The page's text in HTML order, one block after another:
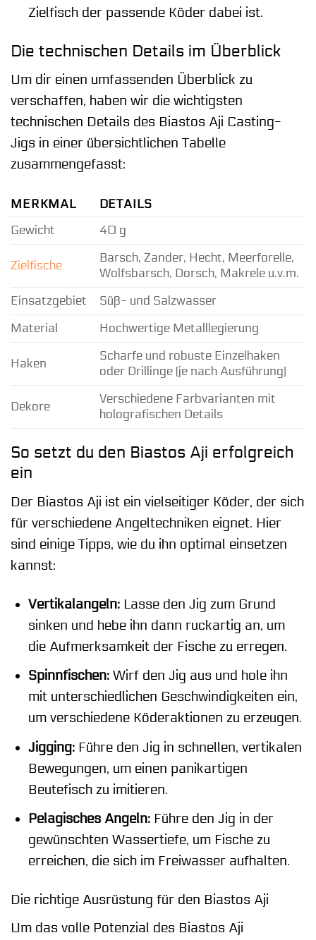
Zielfisch der passende Köder dabei ist.
Die technischen Details im Überblick
Um dir einen umfassenden Überblick zu
verschaffen, haben wir die wichtigsten
technischen Details des Biastos Aji Casting-
Jigs in einer übersichtlichen Tabelle
zusammengefasst:
MERKMAL
DETAILS
Gewicht
40 g
Zielfische
Barsch, Zander, Hecht, Meerforelle,
Wolfsbarsch, Dorsch, Makrele u.v.m.
Einsatzgebiet
Süß- und Salzwasser
Material
Hochwertige Metalllegierung
Haken
Scharfe und robuste Einzelhaken
oder Drillinge (je nach Ausführung)
Dekore
Verschiedene Farbvarianten mit
holografischen Details
So setzt du den Biastos Aji erfolgreich
ein
Der Biastos Aji ist ein vielseitiger Köder, der sich
für verschiedene Angeltechniken eignet. Hier
sind einige Tipps, wie du ihn optimal einsetzen
kannst:
Vertikalangeln:Lasse den Jig zum Grund
sinken und hebe ihn dann ruckartig an, um
die Aufmerksamkeit der Fische zu erregen.
Spinnfischen:Wirf den Jig aus und hole ihn
mit unterschiedlichen Geschwindigkeiten ein,
um verschiedene Köderaktionen zu erzeugen.
Jigging:Führe den Jig in schnellen, vertikalen
Bewegungen, um einen panikartigen
Beutefisch zu imitieren.
Pelagisches Angeln:Führe den Jig in der
gewünschten Wassertiefe, um Fische zu
erreichen, die sich im Freiwasser aufhalten.
Die richtige Ausrüstung für den Biastos Aji
Um das volle Potenzial des Biastos Aji